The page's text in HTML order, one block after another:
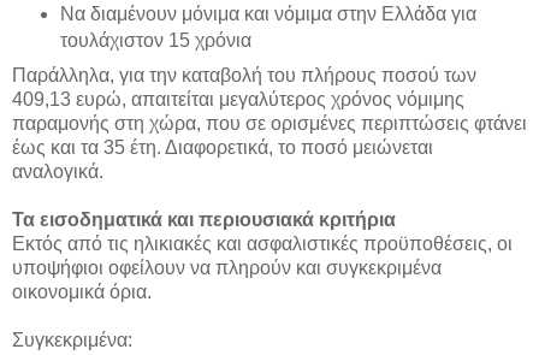
Να διαμένουν μόνιμα και νόμιμα στην Ελλάδα για
τουλάχιστον 15 χρόνια
Παράλληλα, για την καταβολή του πλήρους ποσού των
409,13 ευρώ, απαιτείται μεγαλύτερος χρόνος νόμιμης
παραμονής στη χώρα, που σε ορισμένες περιπτώσεις φτάνει
έως και τα 35 έτη. Διαφορετικά, το ποσό μειώνεται
αναλογικά.
Τα εισοδηματικά και περιουσιακά κριτήρια
Εκτός από τις ηλικιακές και ασφαλιστικές προϋποθέσεις, οι
υποψήφιοι οφείλουν να πληρούν και συγκεκριμένα
οικονομικά όρια.
Συγκεκριμένα: